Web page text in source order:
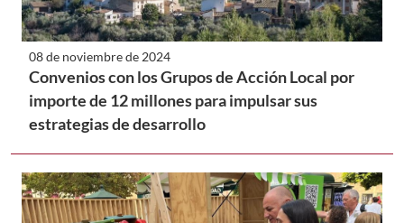
08 de noviembre de 2024
Convenios con los Grupos de Acción Local por
importe de 12 millones para impulsar sus
estrategias de desarrollo